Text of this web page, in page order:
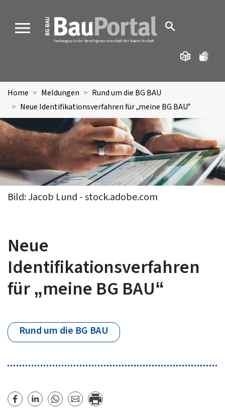
MENU
Fachmagazin der Berufsgenossenschaft der Bauwirtschaft
Home Meldungen
Rund um die BG BAU
Neue Identifikationsverfahren für „meine BG BAU“
Bild: Jacob Lund - stock.adobe.com
Neue
Identifikationsverfahren
für „meine BG BAU“
Rund um die BG BAU